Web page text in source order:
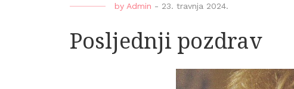
by Admin - 23. travnja 2024.
Posljednji pozdrav